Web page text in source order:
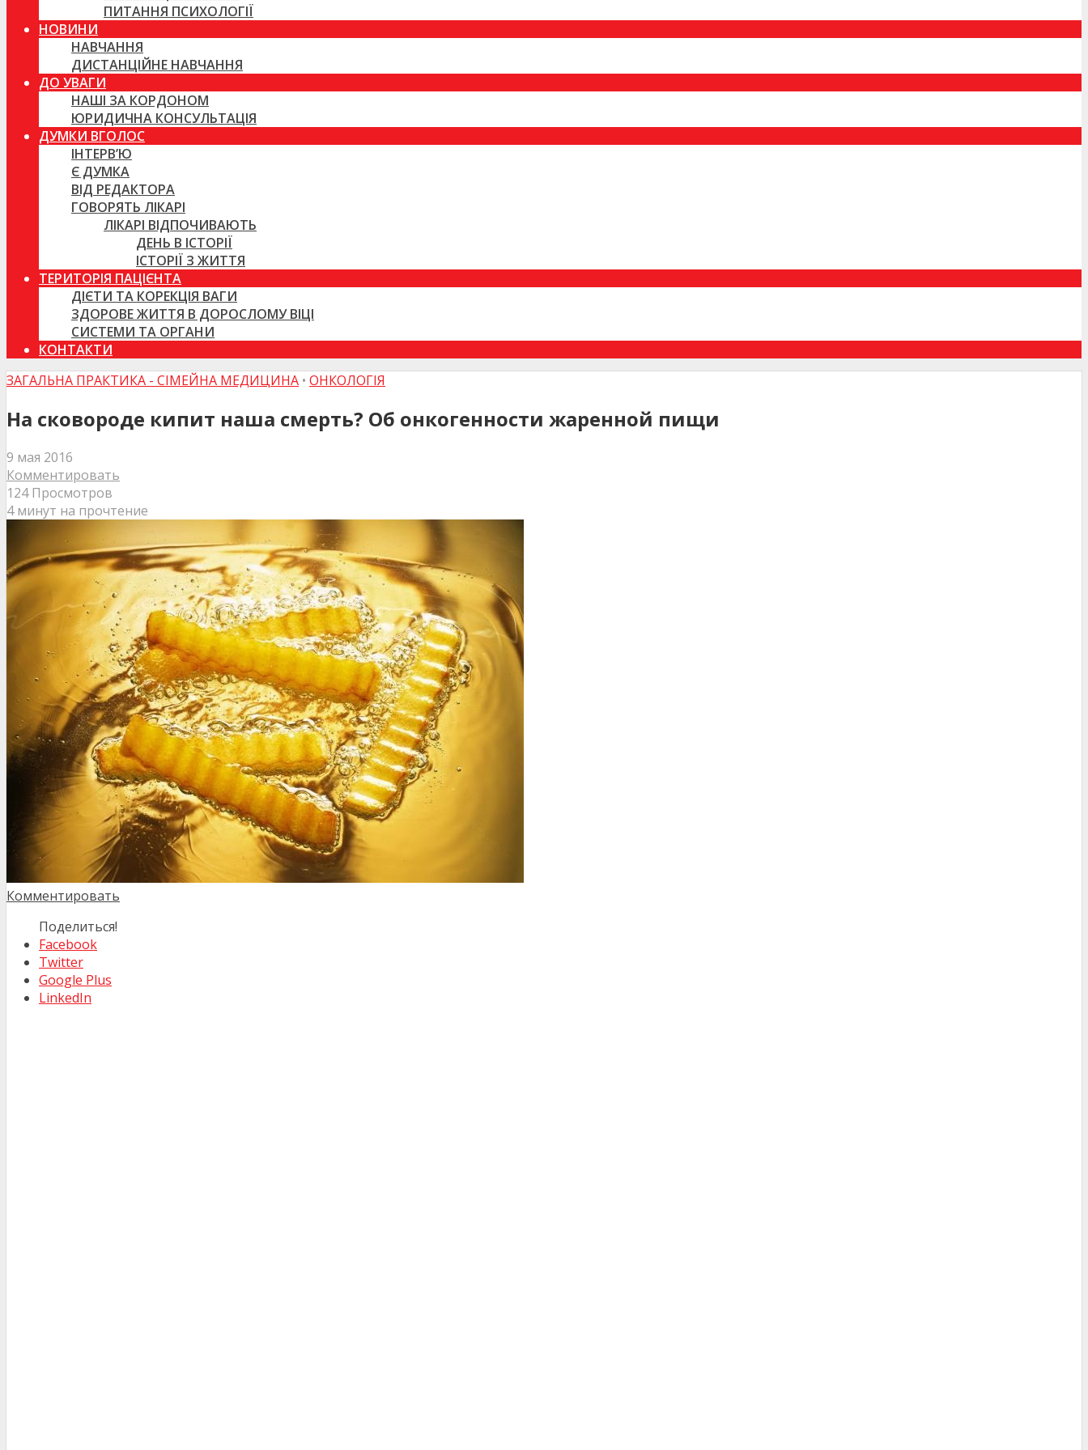
ПИТАННЯ ПСИХОЛОГІЇ
НОВИНИ
НАВЧАННЯ
ДИСТАНЦІЙНЕ НАВЧАННЯ
ДО УВАГИ
НАШІ ЗА КОРДОНОМ
ЮРИДИЧНА КОНСУЛЬТАЦІЯ
ДУМКИ ВГОЛОС
ІНТЕРВ’Ю
Є ДУМКА
ВІД РЕДАКТОРА
ГОВОРЯТЬ ЛІКАРІ
ЛІКАРІ ВІДПОЧИВАЮТЬ
ДЕНЬ В ІСТОРІЇ
ІСТОРІЇ З ЖИТТЯ
ТЕРИТОРІЯ ПАЦІЄНТА
ДІЄТИ ТА КОРЕКЦІЯ ВАГИ
ЗДОРОВЕ ЖИТТЯ В ДОРОСЛОМУ ВІЦІ
СИСТЕМИ ТА ОРГАНИ
КОНТАКТИ
ЗАГАЛЬНА ПРАКТИКА - СІМЕЙНА МЕДИЦИНА • ОНКОЛОГІЯ
На сковороде кипит наша смерть? Об онкогенности жаренной пищи
9 мая 2016
Комментировать
124 Просмотров
4 минут на прочтение
Комментировать
Поделиться!
Facebook
Twitter
Google Plus
LinkedIn